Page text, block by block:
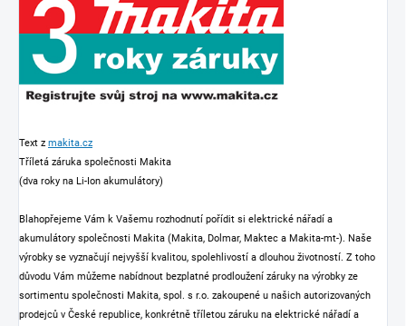
Text z makita.cz
Tříletá záruka společnosti Makita
(dva roky na Li-Ion akumulátory)
Blahopřejeme Vám k Vašemu rozhodnutí pořídit si elektrické nářadí a
akumulátory společnosti Makita (Makita, Dolmar, Maktec a Makita-mt-). Naše
výrobky se vyznačují nejvyšší kvalitou, spolehlivostí a dlouhou životností. Z toho
důvodu Vám můžeme nabídnout bezplatné prodloužení záruky na výrobky ze
sortimentu společnosti Makita, spol. s r.o. zakoupené u našich autorizovaných
prodejců v České republice, konkrétně tříletou záruku na elektrické nářadí a